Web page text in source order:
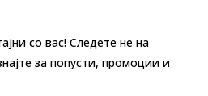
со вас! Следете не на
за попусти, промоции и